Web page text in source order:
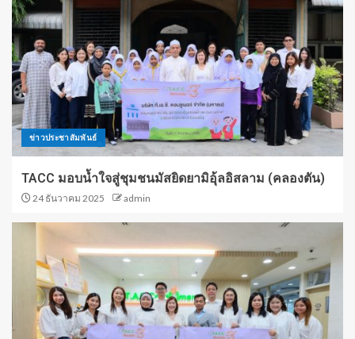
ข่าวประชาสัมพันธ์
TACC มอบน้ำใจสู่ชุมชนมัสยิดยามิอุ้ลอิสลาม (คลองตัน)
24 ธันวาคม 2025 admin